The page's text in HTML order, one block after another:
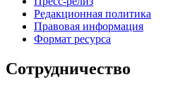
Редакционная политика
Правовая информация
Формат ресурса
Сотрудничество